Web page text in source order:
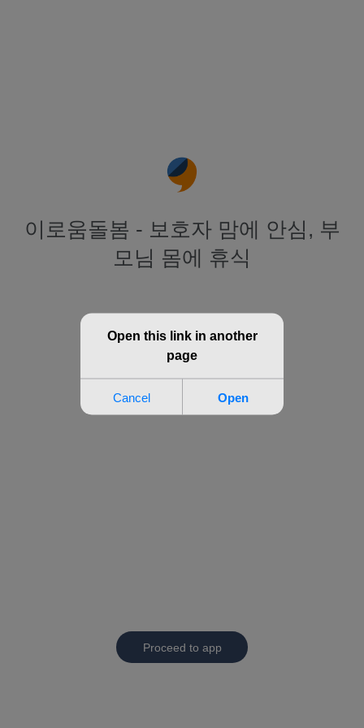
이로움돌봄 - 보호자 맘에 안심, 부
모님 몸에 휴식
Proceed to app